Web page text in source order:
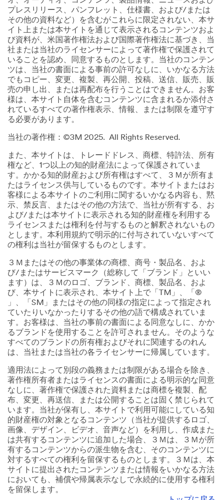
プレスリリース、パンフレット、仕様書、および/または
その他の資料など）を含むがこれらに限定されない、本サ
イト上または本サイトを通じて表示されるコンテンツおよ
び資料が、米国著作権法および国際著作権法に基づき、当
社または当社のライセンサーによって著作権で保護されて
いることを認め、同意するものとします。当社のコンテン
ツは、当社の書面による事前の許可なしに、いかなる方法
でもコピー、変更、複製、再公開、投稿、送信、販売、販
売の申し出、または再配布を行うことはできません。お客
様は、本サイト自体を含むコンテンツに含まれるか添付さ
れているすべての著作権表示、情報、または制限を遵守す
る必要があります。
当社の著作権：©3M 2025. All Rights Reserved.
また、本サイトは、トレードドレス、商標、特許法、所有
権など、1つ以上の知的財産法によって保護されていま
す。かかる知的財産および所有権はすべて、３Ｍが所有ま
たはライセンス供与しているものです。本サイトまたはお
客様による本サイトのご利用に関するいかなる内容も、黙
示、禁反言、またはその他の方法で、当社が所有する、お
よび/または本サイトに表示される知的財産権を利用する
ライセンスまたは権利を付与するものと解釈されないもの
とします。本利用規約で明示的に付与されていないすべて
の権利は当社が留保するものとします。
３Ｍまたはその他の事業体の商標、商号・製品名、およ
び/またはサービスマーク（総称して「ブランド」といい
ます）は、３Ｍのロゴ、ブランド、商標、製品名、およ
び、本サイトに表示され、本サイト上で「TM」、「®
」、「SM」またはその他の同様の指定によって指定され
ていたりいなかったりするその他の語で構成されていま
す。お客様は、当社の事前の書面による同意なしに、かか
るブランドを使用することを許可されません。そのような
すべてのブランドの所有権およびそれに関連するのれん
は、当社または当社の各ライセンサーに帰属しています。
適用法によって別段の義務または制限がある場合を除き、
著作権所有者またはライセンスの書面による明示的な同意
なしに、著作権で保護された資料または商標を複製、配
布、変更、再送信、または公開することは固く禁じられて
います。当社が保有し、本サイトで利用可能にしている知
的財産権の対象となるコンテンツ（当社が提供するロゴ、
画像、デザイン、ビデオ、音声など）を利用し、作成また
は共有するコンテンツに追加した場合、３Ｍは、３Ｍが所
有するコンテンツからの派生物を含む、そのコンテンツに
対するすべての権利を留保するものとします。３Ｍは、本
サイトに提出されたコンテンツまたは情報をいかなる方法
においても、補償や帰属表示なしで永続的に使用する権利
を留保します。